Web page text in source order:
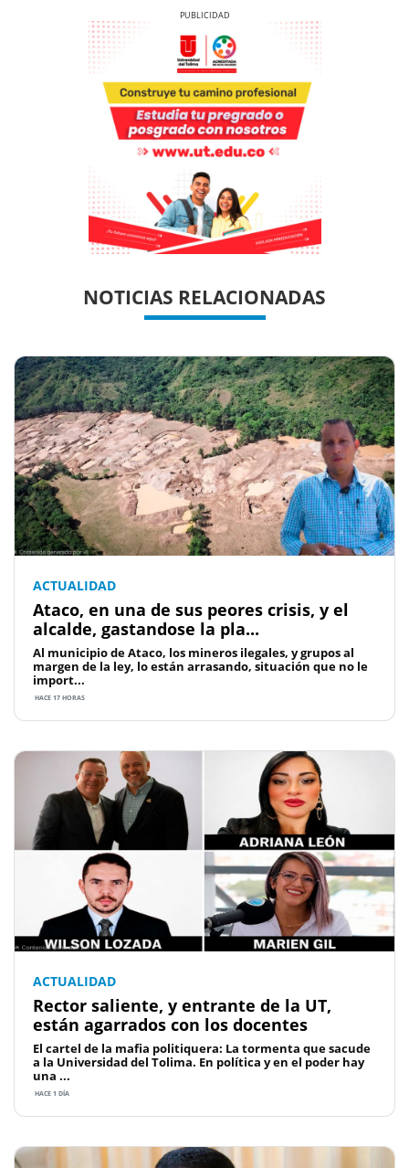
NOTICIAS RELACIONADAS
ACTUALIDAD
Ataco, en una de sus peores crisis, y el
alcalde, gastandose la pla...
Al municipio de Ataco, los mineros ilegales, y grupos al
margen de la ley, lo están arrasando, situación que no le
import...
HACE 17 HORAS
ACTUALIDAD
Rector saliente, y entrante de la UT,
están agarrados con los docentes
El cartel de la mafia politiquera: La tormenta que sacude
a la Universidad del Tolima. En política y en el poder hay
una ...
HACE 1 DÍA